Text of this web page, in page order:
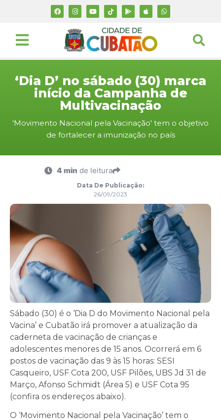
‘Dia D’ no sábado (30) marca
início da Campanha de
Multivacinação
'Movimento Nacional pela Vacinação' tem o objetivo
de fortalecer a imunização no país
4 min de leitura
Data De Publicação:
26/09/2023
Sábado (30) é o ‘Dia D do Movimento Nacional pela
Vacina’ e Cubatão irá promover a atualização da
caderneta de vacinação de crianças e
adolescentes menores de 15 anos. Ocorrerá em 6
postos de vacinação das 9 às 15 horas: SESI
Casqueiro, USF Cota 200, USF Pilões, UBS Jd 31 de
Março, Afonso Schmidt (Área 5) e USF Cota 95
(confira os endereços abaixo).
O ‘Movimento Nacional pela Vacinação’ tem o